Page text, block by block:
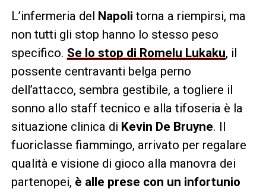
L’infermeria del Napoli torna a riempirsi, ma
non tutti gli stop hanno lo stesso peso
specifico. Se lo stop di Romelu Lukaku, il
possente centravanti belga perno
dell’attacco, sembra gestibile, a togliere il
sonno allo staff tecnico e alla tifoseria è la
situazione clinica di Kevin De Bruyne. Il
fuoriclasse fiammingo, arrivato per regalare
qualità e visione di gioco alla manovra dei
partenopei, è alle prese con un infortunio